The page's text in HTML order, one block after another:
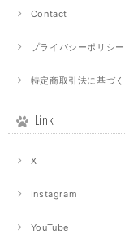
Contact
プライバシーポリシー
特定商取引法に基づ
Link
X
Instagram
YouTube